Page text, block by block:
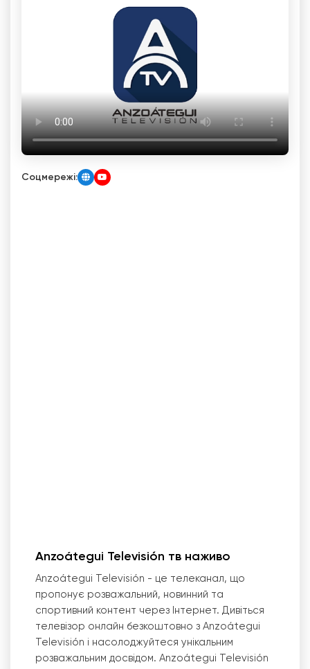
Соцмережі:
Anzoátegui Televisión тв наживо
Anzoátegui Televisión - це телеканал, що
пропонує розважальний, новинний та
спортивний контент через Інтернет. Дивіться
телевізор онлайн безкоштовно з Anzoátegui
Televisión і насолоджуйтеся унікальним
розважальним досвідом. Anzoátegui Televisión